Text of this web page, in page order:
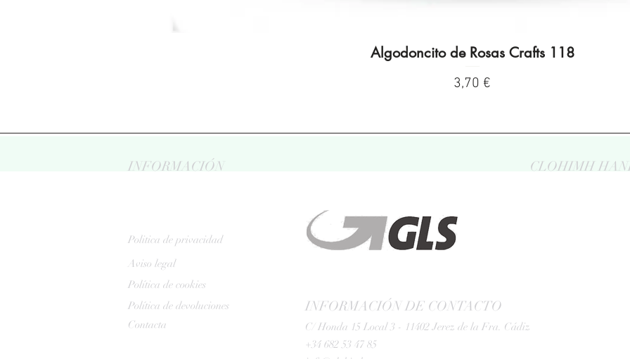
Vista rápida
Algodoncito de Rosas Crafts 118
Precio
3,70 €
INFORMACIÓN CLOHIMH
Politica de privacidad
Aviso legal
Política de cookies
Política de devoluciones
Contacta
INFORMACIÓN DE CONTACTO
C/ Honda 15 Local 3 - 11402 Jerez de la Fra. Cádiz
+34 682 53 47 85